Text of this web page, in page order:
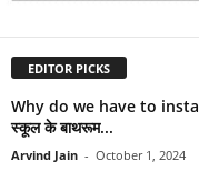
EDITOR PICKS
Why do we have to
स्कूल के बाथरूम...
Arvind Jain - October 1, 2024